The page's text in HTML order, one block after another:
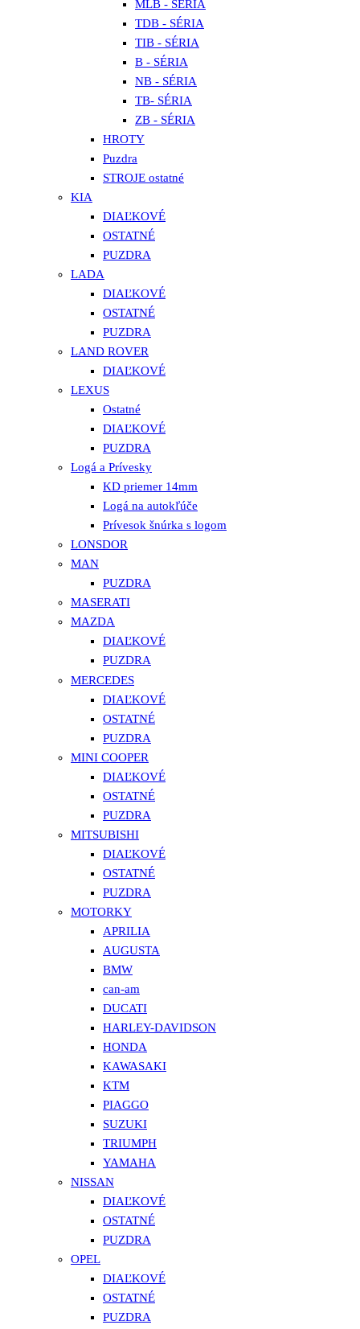
MLB - SÉRIA
TDB - SÉRIA
TIB - SÉRIA
B - SÉRIA
NB - SÉRIA
TB- SÉRIA
ZB - SÉRIA
HROTY
Puzdra
STROJE ostatné
KIA
DIAĽKOVÉ
OSTATNÉ
PUZDRA
LADA
DIAĽKOVÉ
OSTATNÉ
PUZDRA
LAND ROVER
DIAĽKOVÉ
LEXUS
Ostatné
DIAĽKOVÉ
PUZDRA
Logá a Prívesky
KD priemer 14mm
Logá na autokľúče
Prívesok šnúrka s logom
LONSDOR
MAN
PUZDRA
MASERATI
MAZDA
DIAĽKOVÉ
PUZDRA
MERCEDES
DIAĽKOVÉ
OSTATNÉ
PUZDRA
MINI COOPER
DIAĽKOVÉ
OSTATNÉ
PUZDRA
MITSUBISHI
DIAĽKOVÉ
OSTATNÉ
PUZDRA
MOTORKY
APRILIA
AUGUSTA
BMW
can-am
DUCATI
HARLEY-DAVIDSON
HONDA
KAWASAKI
KTM
PIAGGO
SUZUKI
TRIUMPH
YAMAHA
NISSAN
DIAĽKOVÉ
OSTATNÉ
PUZDRA
OPEL
DIAĽKOVÉ
OSTATNÉ
PUZDRA